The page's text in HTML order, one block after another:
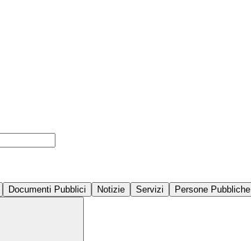
Documenti Pubblici Notizie Servizi Persone Pubbliche